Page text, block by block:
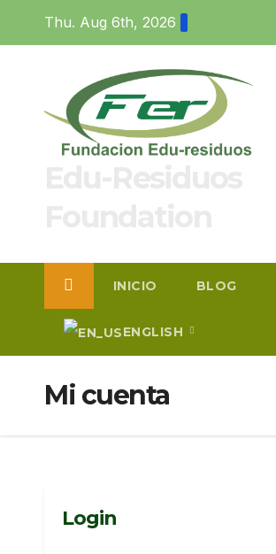
Thu. Aug 6th, 2026
INICIO BLOG
ENGLISH
Mi cuenta
Login